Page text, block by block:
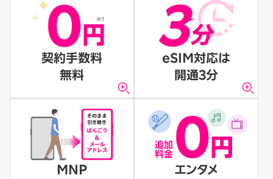
契約手数料
無料
eSIM対応は
開通3分
MNP
エンタメ